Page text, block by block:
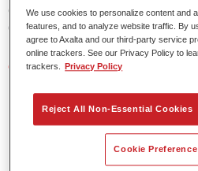
especial de dispersión de
de efecto.
Características del producto
Elevada precisión del color.
Se puede recubrir con barniz
We use cookies to personalize content and
features, and to analyze website traffic. By
agree to Axalta and our third-party service
online trackers. See our Privacy Policy to
trackers.
Privacy Policy
Reject All Non-Essential Cookies
Cookie